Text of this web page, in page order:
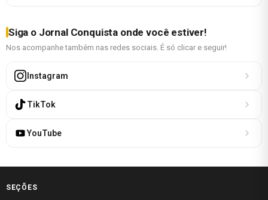
Siga o Jornal Conquista onde você estiver!
Nos acompanhe também nas redes sociais. É só clicar e seguir!
Instagram
TikTok
YouTube
SEÇÕES